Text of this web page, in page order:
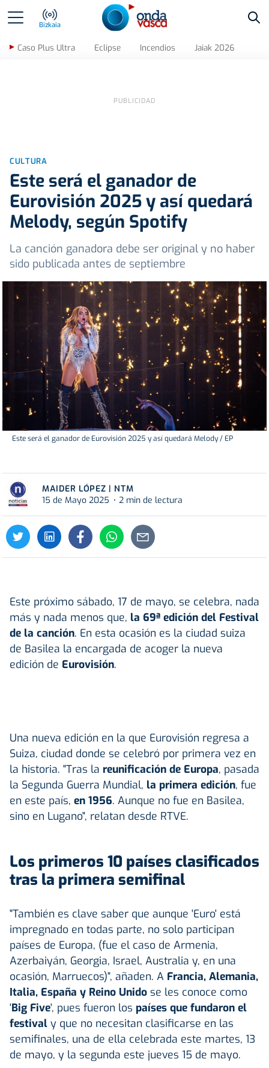
Bizkaia
Caso Plus Ultra Eclipse Incendios Jaiak 2026
CULTURA
Este será el ganador de
Eurovisión 2025 y así quedará
Melody, según Spotify
La canción ganadora debe ser original y no haber
sido publicada antes de septiembre
Este será el ganador de Eurovisión 2025 y así quedará Melody / EP
MAIDER LÓPEZ | NTM
15 de Mayo 2025
2 min de lectura
Este próximo sábado, 17 de mayo, se celebra, nada
más y nada menos que, la 69ª edición del Festival
de la canción. En esta ocasión es la ciudad suiza
de Basilea la encargada de acoger la nueva
edición de Eurovisión.
Una nueva edición en la que Eurovisión regresa a
Suiza, ciudad donde se celebró por primera vez en
la historia. "Tras la reunificación de Europa, pasada
la Segunda Guerra Mundial, la primera edición, fue
en este país, en 1956. Aunque no fue en Basilea,
sino en Lugano", relatan desde RTVE.
Los primeros 10 países clasificados
tras la primera semifinal
"También es clave saber que aunque 'Euro' está
impregnado en todas parte, no solo participan
países de Europa, (fue el caso de Armenia,
Azerbaiyán, Georgia, Israel, Australia y, en una
ocasión, Marruecos)", añaden. A Francia, Alemania,
Italia, España y Reino Unido se les conoce como
'Big Five', pues fueron los países que fundaron el
festival y que no necesitan clasificarse en las
semifinales, una de ella celebrada este martes, 13
de mayo, y la segunda este jueves 15 de mayo.